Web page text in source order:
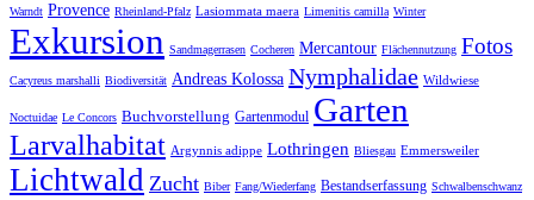
Warndt Provence Rheinland-Pfalz Lasiommata maera Limenitis camilla Winter
Exkursion Sandmagerrasen Cocheren Mercantour Flächennutzung Fotos
Cacyreus marshalli Biodiversität Andreas Kolossa Nymphalidae Wildwiese
Noctuidae Le Concors Buchvorstellung Gartenmodul Garten
Larvalhabitat Argynnis adippe Lothringen Bliesgau Emmersweiler
Lichtwald Zucht Biber Fang/Wiederfang Bestandserfassung Schwalbenschwanz